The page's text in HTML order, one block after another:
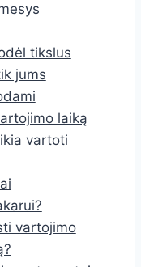
tikslus
jums
laiką
vartoti
vartojimo